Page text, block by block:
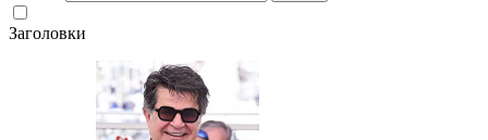
Заголовки